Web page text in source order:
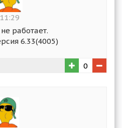
работает.
6.33(4005)
0